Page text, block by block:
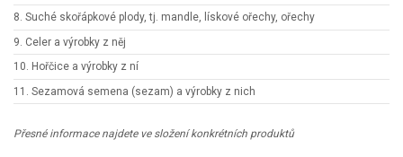
8. Suché skořápkové plody, tj. mandle, lískové ořechy, ořechy
9. Celer a výrobky z něj
10. Hořčice a výrobky z ní
11. Sezamová semena (sezam) a výrobky z nich
Přesné informace najdete ve složení konkrétních produktů